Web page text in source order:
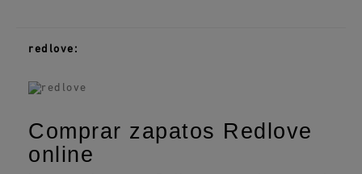
redlove:
Comprar zapatos Redlove
online